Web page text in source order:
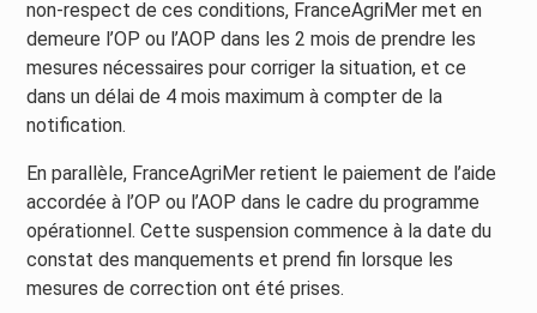
non-respect de ces conditions, FranceAgriMer met en
demeure l’OP ou l’AOP dans les 2 mois de prendre les
mesures nécessaires pour corriger la situation, et ce
dans un délai de 4 mois maximum à compter de la
notification.
En parallèle, FranceAgriMer retient le paiement de l’aide
accordée à l’OP ou l’AOP dans le cadre du programme
opérationnel. Cette suspension commence à la date du
constat des manquements et prend fin lorsque les
mesures de correction ont été prises.